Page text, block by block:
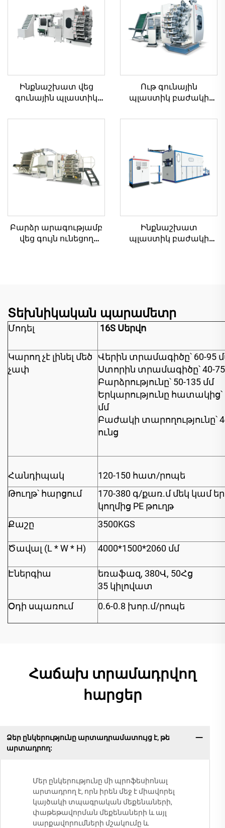
Ինքնաշխատ վեց
գունային պլաստիկ
մեքենա
Ութ գունային
պլաստիկ բաժակի
Բարձր արագությամբ
վեց գույն ունեցող
Ինքնաշխատ
պլաստիկ բաժակի
Տեխնիկական պարամետր
Մոդել 16S Սերվո
Կարող չէ լինել մեծ
չափ
Վերին տրամագիծը՝ 60-95
Ստորին տրամագիծը՝ 40-
Բարձրությունը՝ 50-135 մմ
Երկարությունը հատակից՝
մմ
Բաժակի տարողությունը՝
ունց
Հանդիպակ
120-150 հատ/րոպե
Թուղթ՝ հարցում
170-380 գ/քառ.մ մեկ կամ
կողմից PE թուղթ
Քաշը
3500KGS
Ծավալ (L * W * H) 4000*1500*2060 մմ
Էներգիա
եռաֆազ, 380Վ, 50Հց
35 կիլովատ
Օդի սպառում
0.6-0.8 խոր.մ/րոպե
Հաճախ տրամադրվող
հարցեր
Ձեր ընկերությունը արտադրամատույց է, թե
արտադրող:
Մեր ընկերությունը մի պրոֆեսիոնալ
արտադրող է, որն իրեն մեջ է միավորել
կայծակի տպագրական մեքենաների,
փաթեթավորման մեքենաների և այլ
սարքավորումների մշակումը և